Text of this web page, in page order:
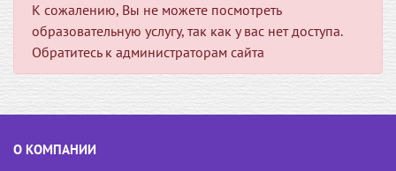
К сожалению, Вы не можете посмотреть
образовательную услугу, так как у вас нет доступа.
Обратитесь к администраторам сайта
О КОМПАНИИ